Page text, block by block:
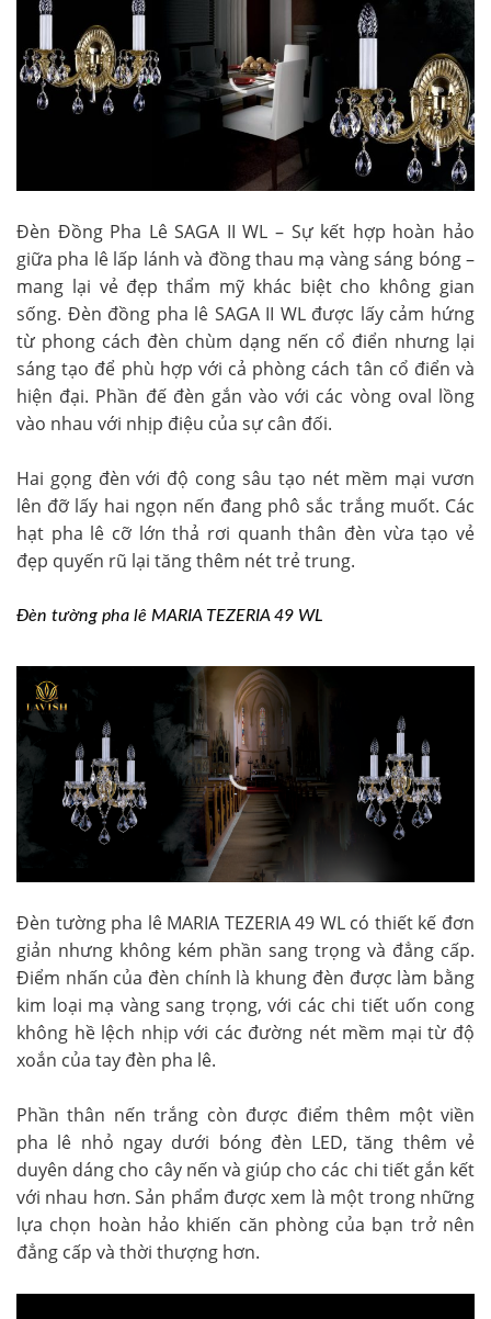
Đèn Đồng Pha Lê SAGA II WL – Sự kết hợp hoàn hảo
giữa pha lê lấp lánh và đồng thau mạ vàng sáng bóng –
mang lại vẻ đẹp thẩm mỹ khác biệt cho không gian
sống. Đèn đồng pha lê SAGA II WL được lấy cảm hứng
từ phong cách đèn chùm dạng nến cổ điển nhưng lại
sáng tạo để phù hợp với cả phòng cách tân cổ điển và
hiện đại. Phần đế đèn gắn vào với các vòng oval lồng
vào nhau với nhịp điệu của sự cân đối.
Hai gọng đèn với độ cong sâu tạo nét mềm mại vươn
lên đỡ lấy hai ngọn nến đang phô sắc trắng muốt. Các
hạt pha lê cỡ lớn thả rơi quanh thân đèn vừa tạo vẻ
đẹp quyến rũ lại tăng thêm nét trẻ trung.
Đèn tường pha lê MARIA TEZERIA 49 WL
Đèn tường pha lê MARIA TEZERIA 49 WL có thiết kế đơn
giản nhưng không kém phần sang trọng và đẳng cấp.
Điểm nhấn của đèn chính là khung đèn được làm bằng
kim loại mạ vàng sang trọng, với các chi tiết uốn cong
không hề lệch nhịp với các đường nét mềm mại từ độ
xoắn của tay đèn pha lê.
Phần thân nến trắng còn được điểm thêm một viền
pha lê nhỏ ngay dưới bóng đèn LED, tăng thêm vẻ
duyên dáng cho cây nến và giúp cho các chi tiết gắn kết
với nhau hơn. Sản phẩm được xem là một trong những
lựa chọn hoàn hảo khiến căn phòng của bạn trở nên
đẳng cấp và thời thượng hơn.